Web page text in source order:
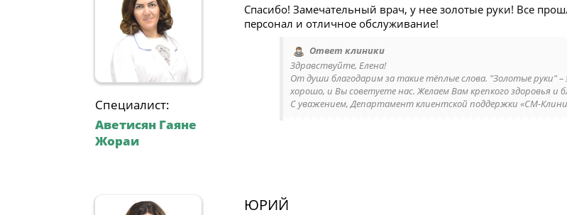
Специалист:
Аветисян Гаяне
Жораи
Спасибо! Замечательный врач, у нее золотые руки! Все
персонал и отличное обслуживание!
Ответ клиники
Здравствуйте, Елена!
От души благодарим за такие тёплые слова. "Золотые руки"
хорошо, и Вы советуете нас. Желаем Вам крепкого здоровья и
С уважением, Департамент клиентской поддержки «СМ-
ЮРИЙ